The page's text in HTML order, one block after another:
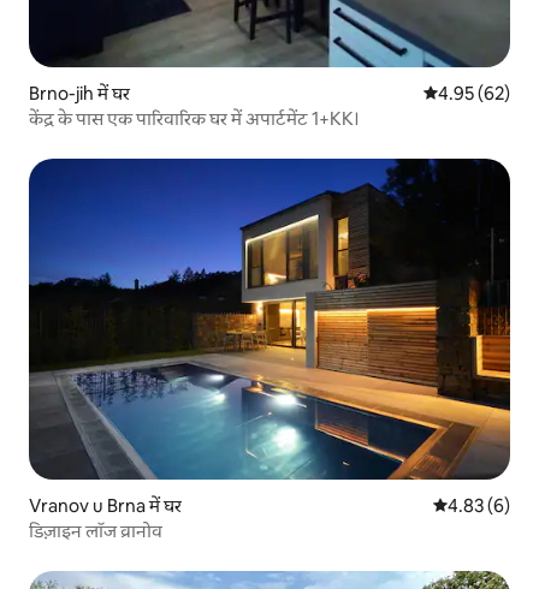
Brno-jih में घर औसत रेटिंग 5 में
4.95 (62)
केंद्र के पास एक पारिवारिक घर में अपार्टमेंट 1+KK।
Vranov u Brna में घर औसत रेटिंग 5 में
4.83 (6)
डिज़ाइन लॉज व्रानोव